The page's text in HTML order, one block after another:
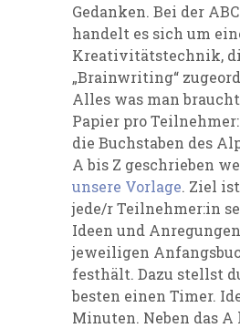
Gedanken. Bei der
handelt es sich um
Kreativitätstechnik,
„Brainwriting“
Alles was man
Papier pro
die Buchstaben des
A bis Z geschrieben
unsere Vorlage. Ziel
jede/r Teilnehmer:in
Ideen und
jeweiligen
festhält. Dazu stellst
besten einen Timer.
Minuten. Neben das A